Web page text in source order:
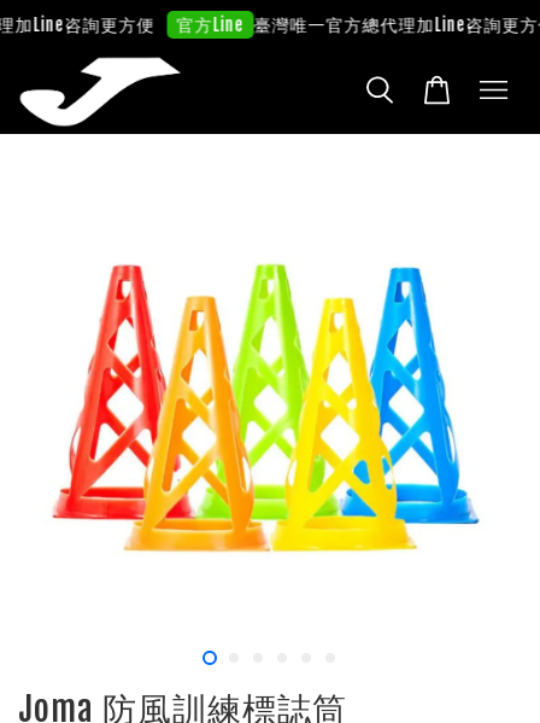
加Line咨詢更方便 官方Line 臺灣唯一官方總代理加Line咨詢更方
Joma 防風訓練標誌筒